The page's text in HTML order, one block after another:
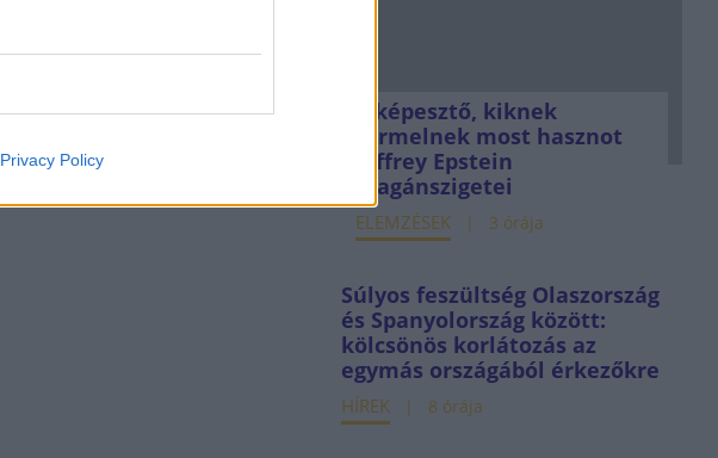
Privacy Policy
Elképesztő, kiknek
termelnek most hasznot
Jeffrey Epstein
magánszigetei
ELEMZÉSEK 3 órája
Súlyos feszültség Olaszország
és Spanyolország között:
kölcsönös korlátozás az
egymás országából érkezőkre
HÍREK 8 órája